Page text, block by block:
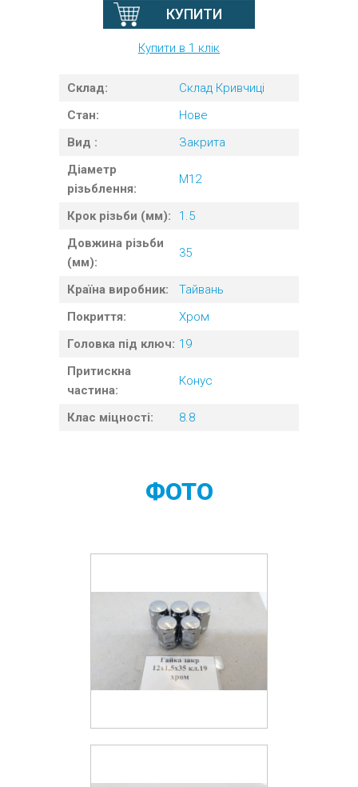
КУПИТИ
Купити в 1 клік
Склад:
Склад Кривчиці
Стан:
Нове
Вид :
Закрита
Діаметр
різьблення:
M12
Крок різьби (мм):
1.5
Довжина різьби
(мм):
35
Країна виробник:
Тайвань
Покриття:
Хром
Головка під ключ: 19
Притискна
частина:
Конус
Клас міцності: 8.8
ФОТО